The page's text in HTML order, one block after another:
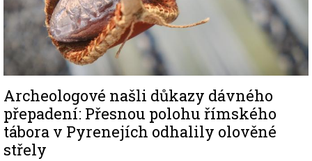
Archeologové našli důkazy dávného
přepadení: Přesnou polohu římského
tábora v Pyrenejích odhalily olověné
střely